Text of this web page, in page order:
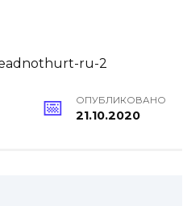
ОПУБЛИКОВАНО
21.10.2020